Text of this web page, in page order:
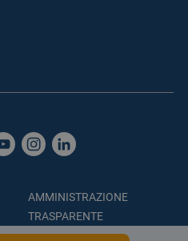
AMMINISTRAZIONE
TRASPARENTE